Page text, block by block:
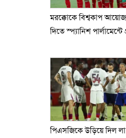
মরক্কোকে বিশ্বকাপ
দিতে স্প্যানিশ পার্লামেন্টে
পিএসজিকে উড়িয়ে দিল লা